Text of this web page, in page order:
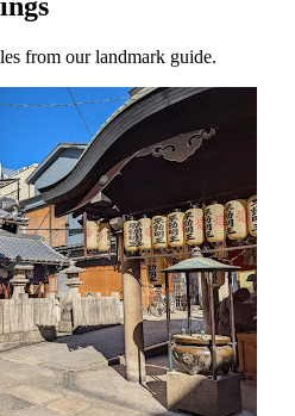
from our landmark guide.